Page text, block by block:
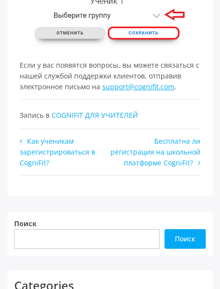
Если у вас появятся вопросы, вы можете связаться с
нашей службой поддержки клиентов, отправив
электронное письмо на support@cognifit.com.
Запись в COGNIFIT ДЛЯ УЧИТЕЛЕЙ
Навигация
по
записям
Как ученикам
зарегистрироваться в
CogniFit?
Бесплатна ли
регистрация на школьной
платформе CogniFit?
Поиск
Поиск
Categories